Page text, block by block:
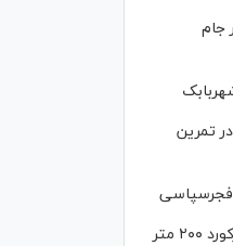
جام
تمرین
فجرسپاسی
آتش‌بازی دونده ایرانی در بلاروس/ رکورد ۲۰۰ متر